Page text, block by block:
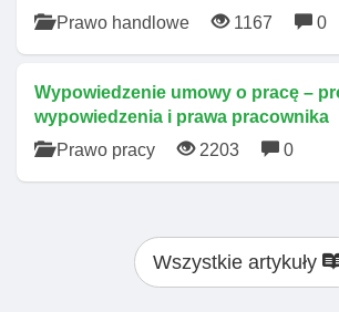
Prawo handlowe
1167 0
Wypowiedzenie umowy o pracę –
wypowiedzenia i prawa pracownika
Prawo pracy
2203 0
Wszystkie artykuły